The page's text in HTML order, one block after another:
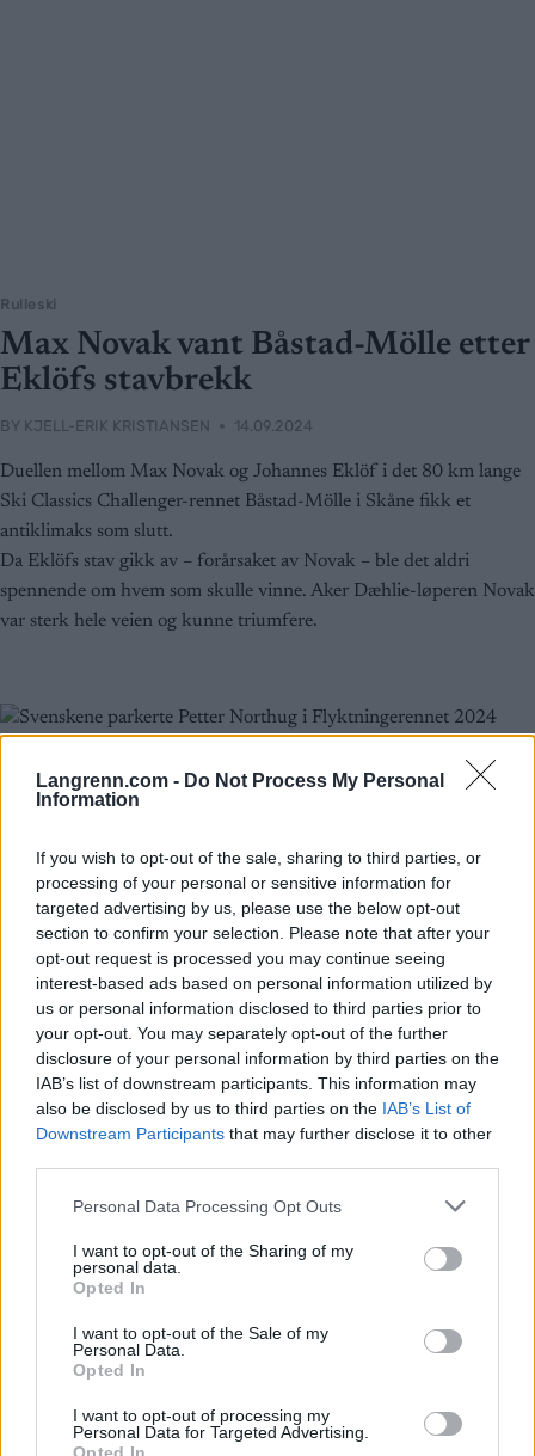
Langrenn.com - Do Not Process My Personal
Information
If you wish to opt-out of the sale, sharing to third parties, or
processing of your personal or sensitive information for
targeted advertising by us, please use the below opt-out
section to confirm your selection. Please note that after your
opt-out request is processed you may continue seeing
interest-based ads based on personal information utilized by
us or personal information disclosed to third parties prior to
your opt-out. You may separately opt-out of the further
disclosure of your personal information by third parties on the
IAB’s list of downstream participants. This information may
also be disclosed by us to third parties on the IAB’s List of
Downstream Participants that may further disclose it to other
Please note that this website/app uses one or more Google
not limited to your visit or usage behaviour. You may click to
grant or deny consent to Google and its third-party tags to
use your data for below specified purposes in below Google
consent section.
Personal Data Processing Opt Outs
I want to opt-out of the Sharing of my
personal data.
Opted In
I want to opt-out of the Sale of my
Personal Data.
Opted In
I want to opt-out of processing my
Personal Data for Targeted Advertising.
Rulleski
Max Novak vant Båstad-Mölle etter
Eklöfs stavbrekk
BY KJELL-ERIK KRISTIANSEN 14.09.2024
Duellen mellom Max Novak og Johannes Eklöf i det 80 km lange
Ski Classics Challenger-rennet Båstad-Mölle i Skåne fikk et
antiklimaks som slutt.
Da Eklöfs stav gikk av – forårsaket av Novak – ble det aldri
spennende om hvem som skulle vinne. Aker Dæhlie-løperen Novak
var sterk hele veien og kunne triumfere.
Ski Classics
Svenskene parkerte Petter Northug
i Flyktningerennet 2024
HEDDA WESTBY 24.03.2024
Søndag var det tid for Flyktningerennet som tar seg fra Nordli og
over svenskegrensa til Gäddede. Svenskene var klart best.